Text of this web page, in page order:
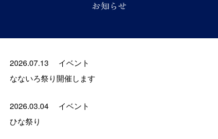
2026.07.13
イベント
なないろ祭り開催します
2026.03.04
イベント
ひな祭り